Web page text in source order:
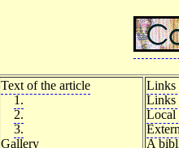
Text of the article
1.
2.
3.
Gallery
Links
Links
Local
A